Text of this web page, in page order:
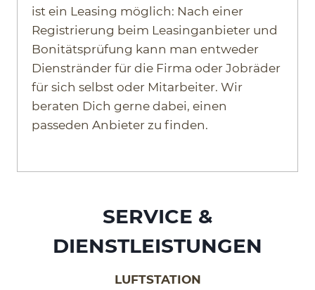
ist ein Leasing möglich: Nach einer
Registrierung beim Leasinganbieter und
Bonitätsprüfung kann man entweder
Dienstränder für die Firma oder Jobräder
für sich selbst oder Mitarbeiter. Wir
beraten Dich gerne dabei, einen
passeden Anbieter zu finden.
SERVICE &
DIENSTLEISTUNGEN
LUFTSTATION